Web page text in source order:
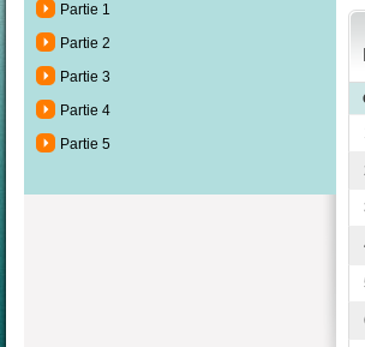
Partie 1
Partie 2
Partie 3
Partie 4
Partie 5